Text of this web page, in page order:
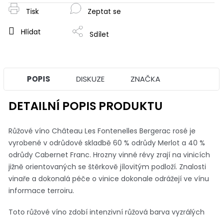
Tisk Zeptat se
Hlídat Sdílet
POPIS DISKUZE ZNAČKA
DETAILNÍ POPIS PRODUKTU
Růžové víno Château Les Fontenelles Bergerac rosé je
vyrobené v odrůdové skladbě 60 % odrůdy Merlot a 40 %
odrůdy Cabernet Franc. Hrozny vinné révy zrají na vinicích
jižně orientovaných se štěrkově jílovitým podloží. Znalosti
vinaře a dokonalá péče o vinice dokonale odrážejí ve vínu
informace terroiru.
Toto růžové víno zdobí intenzivní růžová barva vyzrálých